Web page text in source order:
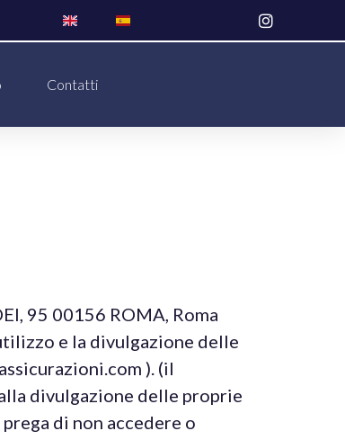
Contatti
95 00156 ROMA, Roma
e la divulgazione delle
). (il
divulgazione delle proprie
di non accedere o